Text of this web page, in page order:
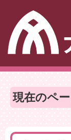
現在のペ